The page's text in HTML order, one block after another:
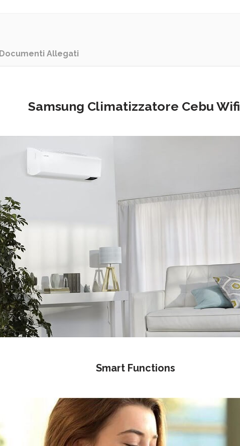
Documenti Allegati
Samsung Climatizzatore Cebu Wifi
Smart Functions